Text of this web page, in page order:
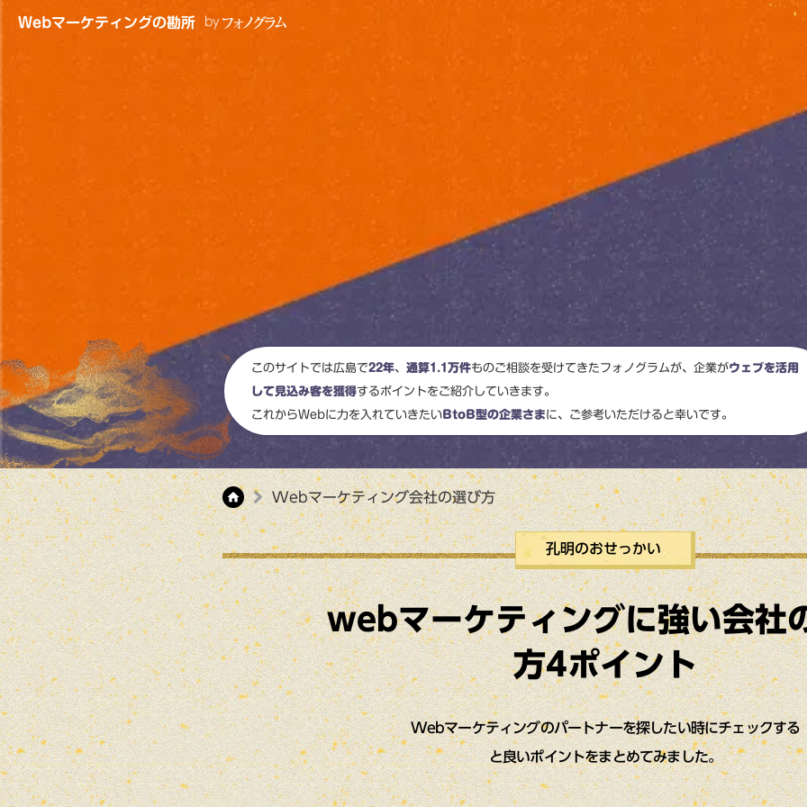
Webマーケティングの勘所 byフォノグラム
マーケティング孔明
このサイトでは広島で22年、 通算1.1万件ものご相談を受けてきたフォノグラムが、企業がウェブを活用
して見込み客を獲得するポイントをご紹介していきます。
これからWebに力を入れていきたいBtoB型の企業さまに、ご参考いただけると幸いです。
home
Webマーケティング会社の選び方
孔明のおせっかい
webマーケティングに強い会社
方4ポイント
Webマーケティングのパートナーを探したい時にチェックする
と良いポイントをまとめてみました。